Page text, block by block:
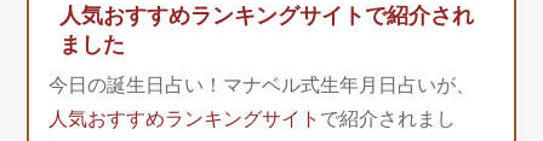
人気おすすめランキングサイトで紹介され
ました
今日の誕生日占い！マナベル式生年月日占いが、
人気おすすめランキングサイト で紹介されまし